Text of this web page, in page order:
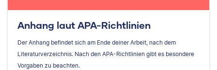
Anhang laut APA-Richtlinien
Der Anhang befindet sich am Ende deiner Arbeit, nach dem
Literaturverzeichnis. Nach den APA-Richtlinien gibt es besondere
Vorgaben zu beachten.